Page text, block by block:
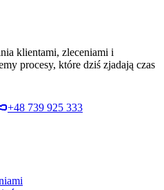
klientami, zleceniami i
procesy, które dziś zjadają czas
+48 739 925 333